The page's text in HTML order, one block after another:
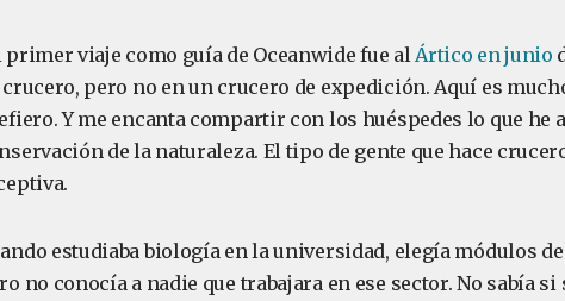
primer viaje como guía de Oceanwide fue alÁrtico en junio
crucero, pero no en un crucero de expedición. Aquí es
Y me encanta compartir con los huéspedes lo que he
de la naturaleza. El tipo de gente que hace
estudiaba biología en la universidad, elegía módulos
no conocía a nadie que trabajara en ese sector. No sabía